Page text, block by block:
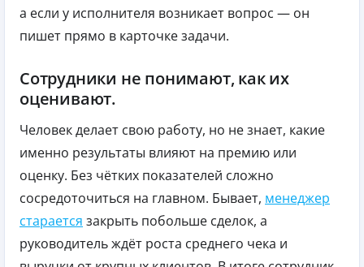
а если у исполнителя возникает вопрос — он
пишет прямо в карточке задачи.
Сотрудники не понимают, как их
оценивают.
Человек делает свою работу, но не знает, какие
именно результаты влияют на премию или
оценку. Без чётких показателей сложно
сосредоточиться на главном. Бывает, менеджер
старается закрыть побольше сделок, а
руководитель ждёт роста среднего чека и